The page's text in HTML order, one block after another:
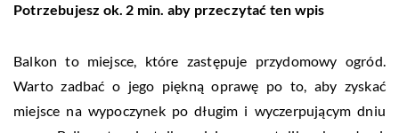
Potrzebujesz ok. 2 min. aby przeczytać ten wpis
Balkon to miejsce, które zastępuje przydomowy ogród.
Warto zadbać o jego piękną oprawę po to, aby zyskać
miejsce na wypoczynek po długim i wyczerpującym dniu